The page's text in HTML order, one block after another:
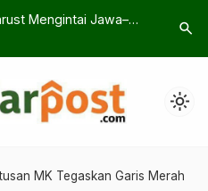
Jawa–
Rahasia
Dibahas
search
light_mode
MK Tegaskan Garis Merah